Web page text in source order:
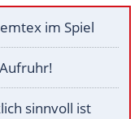
im Spiel
sinnvoll ist